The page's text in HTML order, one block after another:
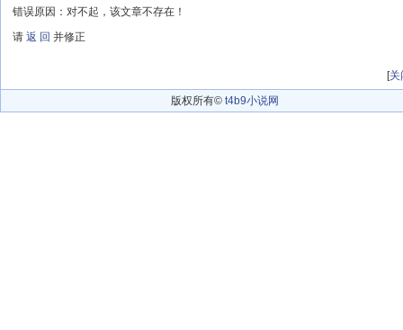
错误原因：对不起，该文章不存在！
请 返 回 并修正
[关
版权所有© t4b9小说网